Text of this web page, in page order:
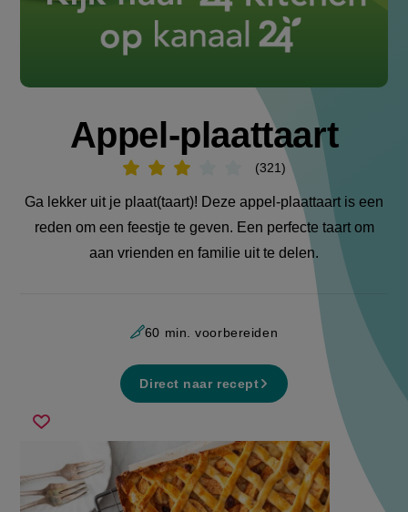
Appel-plaattaart
321
'Appel-
plaattaart'
Ga lekker uit je plaat(taart)! Deze appel-plaattaart is een
reden om een feestje te geven. Een perfecte taart om
aan vrienden en familie uit te delen.
60 min. voorbereiden
Direct naar recept
Sla
op
appel-